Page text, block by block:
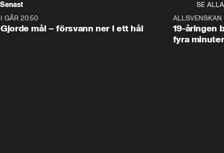
Senast
SE ALLA
I GÅR 20:50
Gjorde mål – försvann ner i ett hål
ALLSVENSKAN
19-åringen
fyra minuter